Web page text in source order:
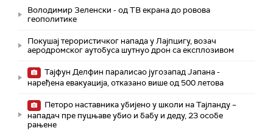
Володимир Зеленски - од ТВ екрана до ровова
геополитике
Покушај терористичког напада у Лајпцигу, возач
аеродромског аутобуса шутнуо дрон са експлозивом
Тајфун Делфин паралисао југозапад Јапана -
наређена евакуација, отказано више од 500 летова
Петоро наставника убијено у школи на Тајланду –
нападач пре пуцњаве убио и бабу и деду, 23 особе
рањене